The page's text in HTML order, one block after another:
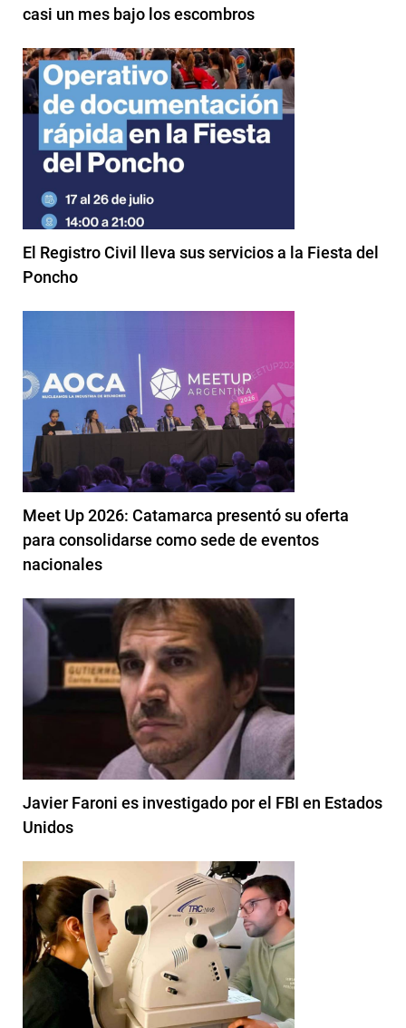
casi un mes bajo los escombros
El Registro Civil lleva sus servicios a la Fiesta del
Poncho
Meet Up 2026: Catamarca presentó su oferta
para consolidarse como sede de eventos
nacionales
Javier Faroni es investigado por el FBI en Estados
Unidos